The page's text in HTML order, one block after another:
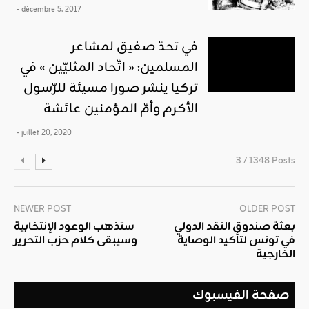
- décembre 5, 2017
في تحدّ صفيق لمشاعر
المسلمين: « اتّحاد المثليّين » في
تركيا ينشر صورا مسيئة للرّسول
الأكرم وأمّ المؤمنين عائشة
- juillet 20, 2020
3 / 1348 Posts
NEWER POST
ستذهب الوعود الإنتخابية
وسيبقى كلام حزب التحرير
OLDER POST
بعثة صندوق النقد الدولي
في تونس لتأكيد الوصاية
الخارجية
صفحة الفيسبوك